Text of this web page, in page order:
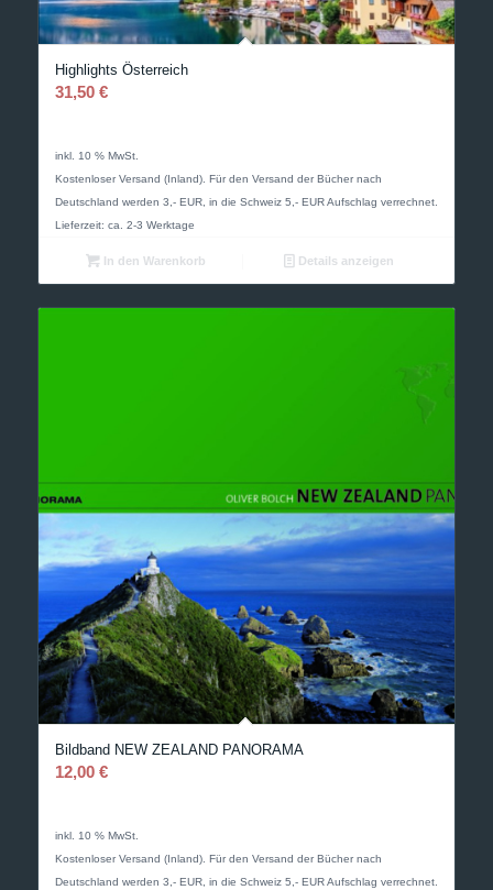
Highlights Österreich
31,50 €
inkl. 10 % MwSt.
Kostenloser Versand (Inland). Für den Versand der Bücher nach
Deutschland werden 3,- EUR, in die Schweiz 5,- EUR Aufschlag verrechnet.
Lieferzeit: ca. 2-3 Werktage
In den Warenkorb Details anzeigen
Bildband NEW ZEALAND PANORAMA
12,00 €
inkl. 10 % MwSt.
Kostenloser Versand (Inland). Für den Versand der Bücher nach
Deutschland werden 3,- EUR, in die Schweiz 5,- EUR Aufschlag verrechnet.